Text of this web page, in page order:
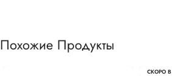
Похожие Продукты
СКОРО